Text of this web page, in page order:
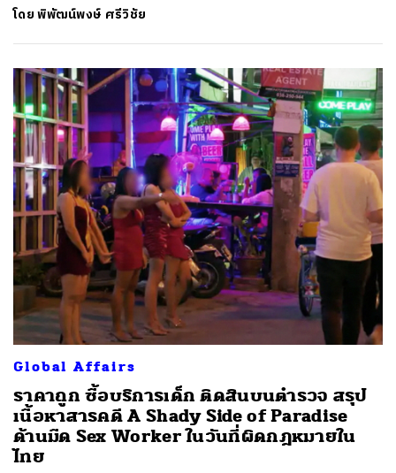
โดยพิพัฒน์พงษ์ ศรีวิชัย
Global Affairs
ราคาถูก ซื้อบริการเด็ก ติดสินบนตำรวจ สรุป
เนื้อหาสารคดี A Shady Side of Paradise
ด้านมืด Sex Worker ในวันที่ผิดกฎหมายใน
ไทย